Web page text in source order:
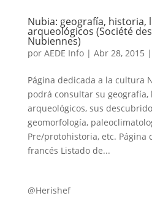
Nubia: geografía, historia,
arqueológicos (Société
Nubiennes)
por AEDE Info| Abr 28, 2015 |
Página dedicada a la cultura
podrá consultar su geografía,
arqueológicos, sus
geomorfología,
Pre/protohistoria, etc. Página
francés Listado de...
@Herishef